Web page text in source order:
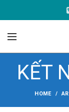
KẾT
HOME